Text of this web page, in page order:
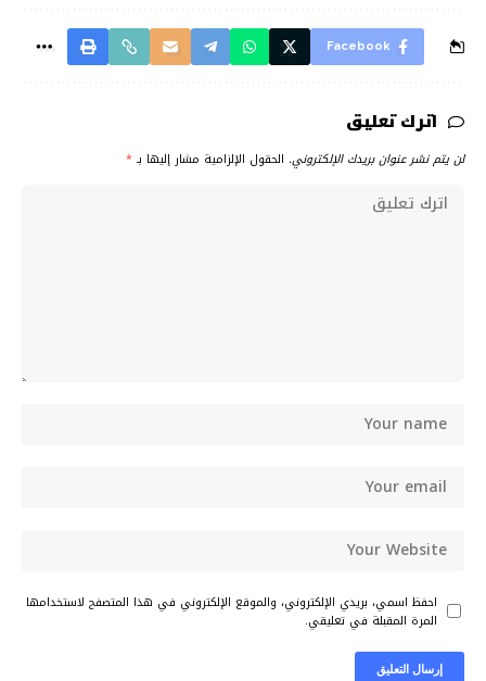
Facebook
اترك تعليق
لن يتم نشر عنوان بريدك الإلكتروني. الحقول الإلزامية مشار إليها بـ *
احفظ اسمي، بريدي الإلكتروني، والموقع الإلكتروني في هذا المتصفح لاستخدامها
المرة المقبلة في تعليقي.